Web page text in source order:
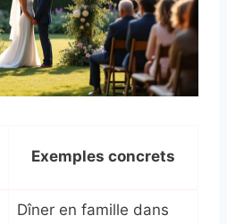
Exemples concrets
Dîner en famille dans